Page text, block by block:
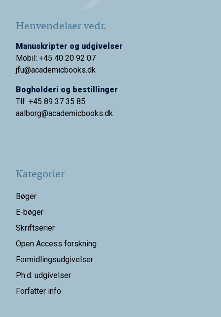
Henvendelser vedr.
Manuskripter og udgivelser
Mobil: +45 40 20 92 07
jfu@academicbooks.dk
Bogholderi og bestillinger
Tlf. +45 89 37 35 85
aalborg@academicbooks.dk
Kategorier
Bøger
E-bøger
Skriftserier
Open Access forskning
Formidlingsudgivelser
Ph.d. udgivelser
Forfatter info